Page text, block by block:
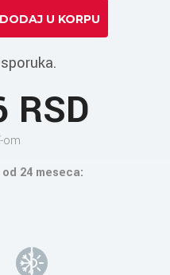
RSD
om
24 meseca: